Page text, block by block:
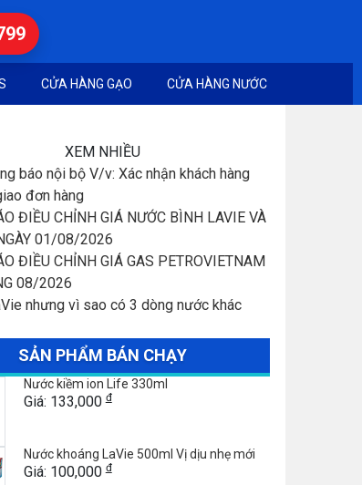
CỬA HÀNG GẠO CỬA HÀNG NƯỚC
XEM NHIỀU
báo nội bộ V/v: Xác nhận khách hàng
đơn hàng
ĐIỀU CHỈNH GIÁ NƯỚC BÌNH LAVIE VÀ
01/08/2026
ĐIỀU CHỈNH GIÁ GAS PETROVIETNAM
08/2026
nhưng vì sao có 3 dòng nước khác
SẢN PHẨM BÁN CHẠY
Nước kiềm ion Life 330ml
Giá: 133,000đ
Nước khoáng LaVie 500ml Vị dịu nhẹ mới
Giá: 100,000đ